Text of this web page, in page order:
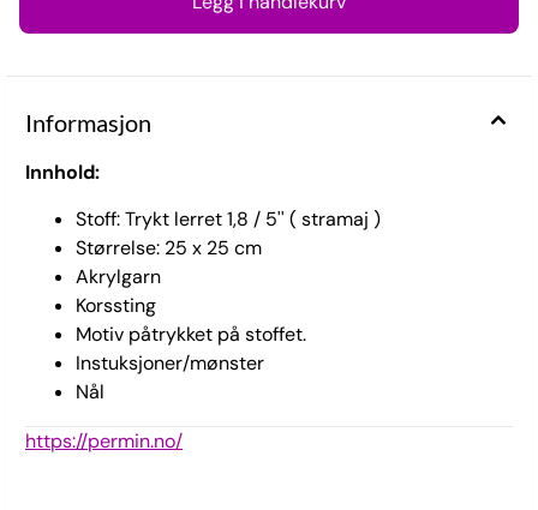
Informasjon
Innhold:
Stoff: Trykt lerret 1,8 / 5'' ( stramaj )
Størrelse: 25 x 25 cm
Akrylgarn
Korssting
Motiv påtrykket på stoffet.
Instuksjoner/mønster
Nål
https://permin.no/